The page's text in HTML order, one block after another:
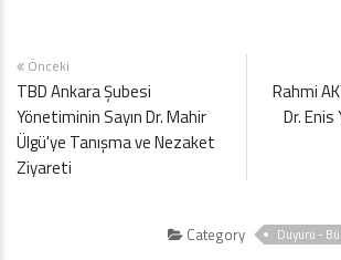
Önceki
TBD Ankara Şubesi
Yönetiminin Sayın Dr. Mahir
Ülgü'ye Tanışma ve Nezaket
Ziyareti
Rahmi
Dr. Enis
Category Duyuru -